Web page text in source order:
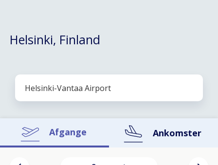
Helsinki, Finland
Afgange Ankomster